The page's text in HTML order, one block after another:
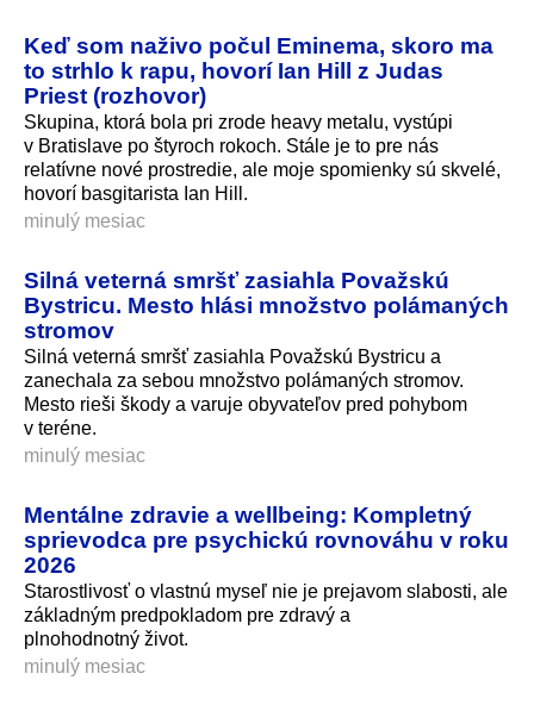
Keď som naživo počul Eminema, skoro ma
to strhlo k rapu, hovorí Ian Hill z Judas
Priest (rozhovor)
Skupina, ktorá bola pri zrode heavy metalu, vystúpi
v Bratislave po štyroch rokoch. Stále je to pre nás
relatívne nové prostredie, ale moje spomienky sú skvelé,
hovorí basgitarista Ian Hill.
minulý mesiac
Silná veterná smršť zasiahla Považskú
Bystricu. Mesto hlási množstvo polámaných
stromov
Silná veterná smršť zasiahla Považskú Bystricu a
zanechala za sebou množstvo polámaných stromov.
Mesto rieši škody a varuje obyvateľov pred pohybom
v teréne.
minulý mesiac
Mentálne zdravie a wellbeing: Kompletný
sprievodca pre psychickú rovnováhu v roku
2026
Starostlivosť o vlastnú myseľ nie je prejavom slabosti, ale
základným predpokladom pre zdravý a
plnohodnotný život.
minulý mesiac